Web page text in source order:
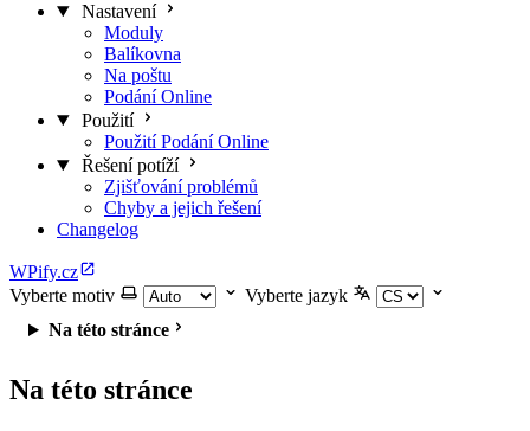
Nastavení
Moduly
Balíkovna
Na poštu
Podání Online
Použití
Použití Podání Online
Řešení potíží
Zjišťování problémů
Chyby a jejich řešení
Changelog
WPify.cz
Vyberte motiv
Vyberte jazyk
Na této stránce
Na této stránce